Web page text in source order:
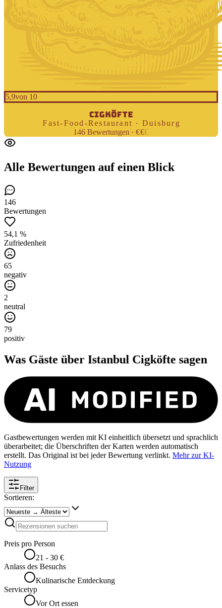
5,9von 10
CIGKÖFTE
Fast-Food-Restaurant · Duisburg
146 Bewertungen ·€€€
Alle Bewertungen auf einen Blick
146
Bewertungen
54,1 %
Zufriedenheit
65
negativ
2
neutral
79
positiv
Was Gäste über Istanbul Cigköfte sagen
Gastbewertungen werden mit KI einheitlich übersetzt und sprachlich
überarbeitet; die Überschriften der Karten werden automatisch
erstellt. Das Original ist bei jeder Bewertung verlinkt. Mehr zur KI-
Nutzung
Filter
Sortieren:
Preis pro Person
21 - 30 €
Anlass des Besuchs
Kulinarische Entdeckung
Servicetyp
Vor Ort essen